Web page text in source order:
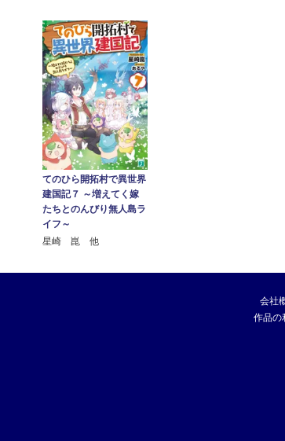
てのひら開拓村で異世界
建国記７ ～増えてく嫁
たちとのんびり無人島ラ
イフ～
星崎 崑 他
会社
作品の